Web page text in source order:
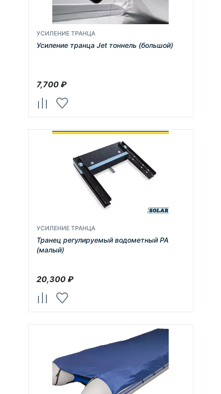
УСИЛЕНИЕ ТРАНЦА
Усиление транца Jet тоннель (большой)
7,700₽
УСИЛЕНИЕ ТРАНЦА
Транец регулируемый водометный РА
(малый)
20,300₽